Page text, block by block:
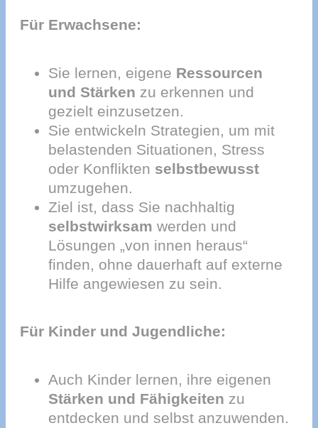
Für Erwachsene:
Sie lernen, eigene Ressourcen
und Stärken zu erkennen und
gezielt einzusetzen.
Sie entwickeln Strategien, um mit
belastenden Situationen, Stress
oder Konflikten selbstbewusst
umzugehen.
Ziel ist, dass Sie nachhaltig
selbstwirksam werden und
Lösungen „von innen heraus“
finden, ohne dauerhaft auf externe
Hilfe angewiesen zu sein.
Für Kinder und Jugendliche:
Auch Kinder lernen, ihre eigenen
Stärken und Fähigkeiten zu
entdecken und selbst anzuwenden.